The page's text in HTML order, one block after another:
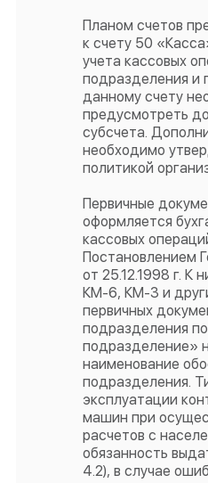
Планом счетов
к счету 50
учета кассовых
подразделения и
данному счету
предусмотреть
субсчета.
необходимо
политикой
Первичные
оформляется
кассовых
Постановлением
от 25.12.1998 г. К
КМ-6, КМ-3 и
первичных
подразделения
подразделение»
наименование
подразделения.
эксплуатации
машин при
расчетов с
обязанность
4.2), в случае